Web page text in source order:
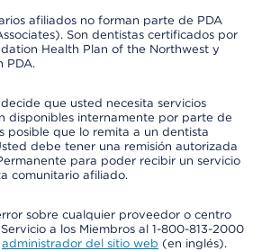
afiliados no forman parte de PDA
Son dentistas certificados por
Health Plan of the Northwest y
PDA.
que usted necesita servicios
disponibles internamente por parte de
posible que lo remita a un dentista
debe tener una remisión autorizada
para poder recibir un servicio
comunitario afiliado.
sobre cualquier proveedor o centro
a los Miembros al 1-800-813-2000
administrador del sitio web (en inglés).